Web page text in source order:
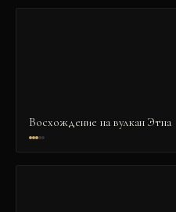
Восхождение на вулкан Этна